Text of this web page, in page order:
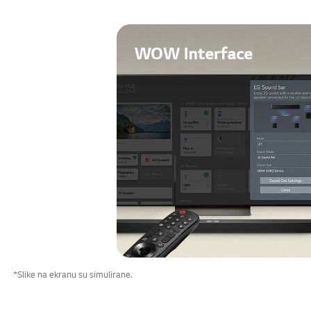
*Slike na ekranu su simulirane.